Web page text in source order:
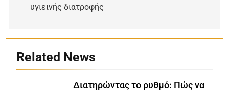
υγιεινής διατροφής
Related News
Διατηρώντας το ρυθμό: Πώς να